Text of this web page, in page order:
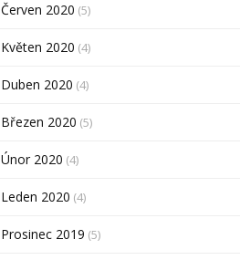
Červen 2020 (5)
Květen 2020 (4)
Duben 2020 (4)
Březen 2020 (5)
Únor 2020 (4)
Leden 2020 (4)
Prosinec 2019 (5)